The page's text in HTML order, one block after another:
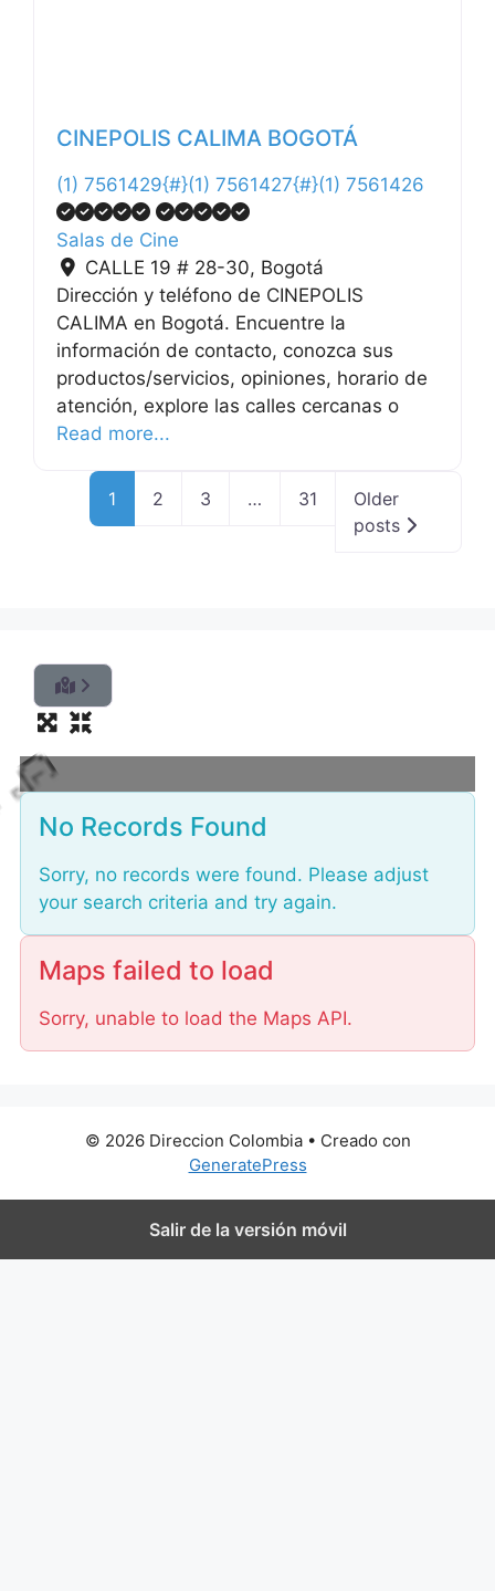
CINEPOLIS CALIMA BOGOTÁ
(1) 7561429{#}(1) 7561427{#}(1) 7561426
Salas de Cine
CALLE 19 # 28-30, Bogotá
Dirección y teléfono de CINEPOLIS
CALIMA en Bogotá. Encuentre la
información de contacto, conozca sus
productos/servicios, opiniones, horario de
atención, explore las calles cercanas o
Read more...
1 2 3 … 31
Older
posts
L
o
No Records Found
Sorry, no records were found. Please adjust
your search criteria and try again.
Maps failed to load
Sorry, unable to load the Maps API.
© 2026 Direccion Colombia• Creado con
GeneratePress
Salir de la versión móvil